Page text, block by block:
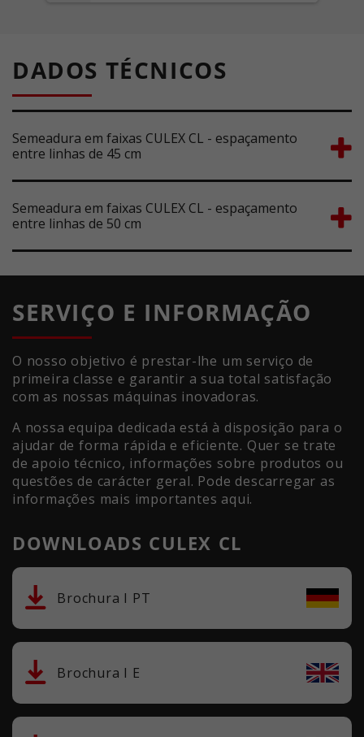
DADOS TÉCNICOS
Semeadura em faixas CULEX CL - espaçamento
entre linhas de 45 cm
Semeadura em faixas CULEX CL - espaçamento
entre linhas de 50 cm
SERVIÇO E INFORMAÇÃO
O nosso objetivo é prestar-lhe um serviço de
primeira classe e garantir a sua total satisfação
com as nossas máquinas inovadoras.
A nossa equipa dedicada está à disposição para o
ajudar de forma rápida e eficiente. Quer se trate
de apoio técnico, informações sobre produtos ou
questões de carácter geral. Pode descarregar as
informações mais importantes aqui.
DOWNLOADS CULEX CL
Brochura I PT
Brochura I E